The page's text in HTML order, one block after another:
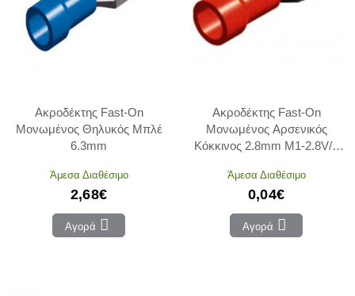
Ακροδέκτης Fast-On
Μονωμένος Θηλυκός Μπλέ
6.3mm
Άμεσα Διαθέσιμο
2,68€
Αγορά
Ακροδέκτης Fast-On
Μονωμένος Αρσενικός
Κόκκινος 2.8mm M1-2.8V/8
Άμεσα Διαθέσιμο
0,04€
Αγορά